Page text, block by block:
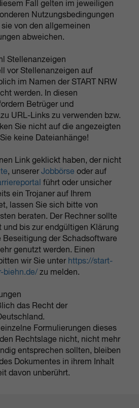
Fall gelten im jeweiligen
Nutzungsbedingungen
von den allgemeinen
abweichen.
Stellenanzeigen
vor Stellenanzeigen auf
im Namen der START NRW
werden. In diesen
Betrüger und
URL-Links zu verwenden bzw.
Sie nicht auf die angezeigten
keine Dateianhänge!
Link geklickt haben, der nicht
, unsererJobbörse oder auf
führt oder unsicher
ein Trojaner auf Ihrem
lassen Sie sich bitte von
beraten. Der Rechner sollte
und bis zur endgültigen Klärung
Beseitigung der Schadsoftware
genutzt werden. Einen
wir Sie unter https://start-
biehn.de/ zu melden.
das Recht der
Formulierungen dieses
Rechtslage nicht, nicht mehr
entsprechen sollten, bleiben
Dokumentes in ihrem Inhalt
davon unberührt.